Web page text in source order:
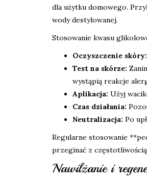
dla użytku domowego.
wody destylowanej.
Stosowanie kwasu
Oczyszczenie skóry:
Test na skórze:
wystąpią reakcje
Aplikacja: Użyj
Czas działania:
Neutralizacja: Po
Regularne stosowanie
przeginać z
Nawilżanie i